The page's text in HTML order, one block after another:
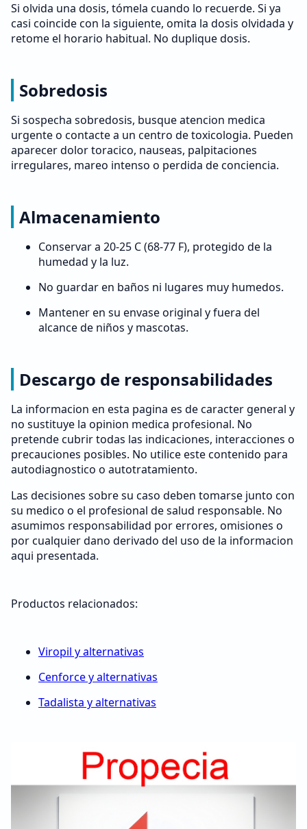
Si olvida una dosis, tómela cuando lo recuerde. Si ya
casi coincide con la siguiente, omita la dosis olvidada y
retome el horario habitual. No duplique dosis.
Sobredosis
Si sospecha sobredosis, busque atencion medica
urgente o contacte a un centro de toxicologia. Pueden
aparecer dolor toracico, nauseas, palpitaciones
irregulares, mareo intenso o perdida de conciencia.
Almacenamiento
Conservar a 20-25 C (68-77 F), protegido de la
humedad y la luz.
No guardar en baños ni lugares muy humedos.
Mantener en su envase original y fuera del
alcance de niños y mascotas.
Descargo de responsabilidades
La informacion en esta pagina es de caracter general y
no sustituye la opinion medica profesional. No
pretende cubrir todas las indicaciones, interacciones o
precauciones posibles. No utilice este contenido para
autodiagnostico o autotratamiento.
Las decisiones sobre su caso deben tomarse junto con
su medico o el profesional de salud responsable. No
asumimos responsabilidad por errores, omisiones o
por cualquier dano derivado del uso de la informacion
aqui presentada.
Productos relacionados:
Viropil y alternativas
Cenforce y alternativas
Tadalista y alternativas